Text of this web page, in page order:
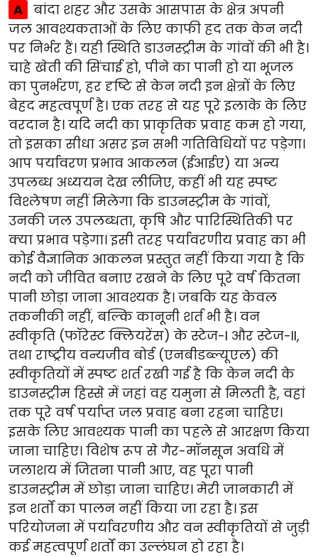
A बांदा शहर और उसके आसपास के क्षेत्र अपनी
जल आवश्यकताओं के लिए काफी हद तक केन नदी
पर निर्भर हैं। यही स्थिति डाउनस्ट्रीम के गांवों की भी है।
चाहे खेती की सिंचाई हो, पीने का पानी हो या भूजल
का पुनर्भरण, हर दृष्टि से केन नदी इन क्षेत्रों के लिए
बेहद महत्वपूर्ण है। एक तरह से यह पूरे इलाके के लिए
वरदान है। यदि नदी का प्राकृतिक प्रवाह कम हो गया,
तो इसका सीधा असर इन सभी गतिविधियों पर पड़ेगा।
आप पर्यावरण प्रभाव आकलन (ईआईए) या अन्य
उपलब्ध अध्ययन देख लीजिए, कहीं भी यह स्पष्ट
विश्लेषण नहीं मिलेगा कि डाउनस्ट्रीम के गांवों,
उनकी जल उपलब्धता, कृषि और पारिस्थितिकी पर
क्या प्रभाव पड़ेगा। इसी तरह पर्यावरणीय प्रवाह का भी
कोई वैज्ञानिक आकलन प्रस्तुत नहीं किया गया है कि
नदी को जीवित बनाए रखने के लिए पूरे वर्ष कितना
पानी छोड़ा जाना आवश्यक है। जबकि यह केवल
तकनीकी नहीं, बल्कि कानूनी शर्त भी है। वन
स्वीकृति (फॉरेस्ट क्लियरेंस) के स्टेज-I और स्टेज-II,
तथा राष्ट्रीय वन्यजीव बोर्ड (एनबीडब्ल्यूएल) की
स्वीकृतियों में स्पष्ट शर्त रखी गई है कि केन नदी के
डाउनस्ट्रीम हिस्से में जहां वह यमुना से मिलती है, वहां
तक पूरे वर्ष पर्याप्त जल प्रवाह बना रहना चाहिए।
इसके लिए आवश्यक पानी का पहले से आरक्षण किया
जाना चाहिए। विशेष रूप से गैर-मॉनसून अवधि में
जलाशय में जितना पानी आए, वह पूरा पानी
डाउनस्ट्रीम में छोड़ा जाना चाहिए। मेरी जानकारी में
इन शर्तों का पालन नहीं किया जा रहा है। इस
परियोजना में पर्यावरणीय और वन स्वीकृतियों से जुड़ी
कई महत्वपूर्ण शर्तों का उल्लंघन हो रहा है।